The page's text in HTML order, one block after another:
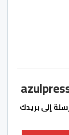
إلى بريدك